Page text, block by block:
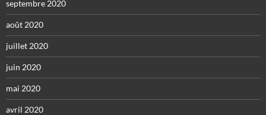
septembre 2020
août 2020
juillet 2020
juin 2020
mai 2020
avril 2020